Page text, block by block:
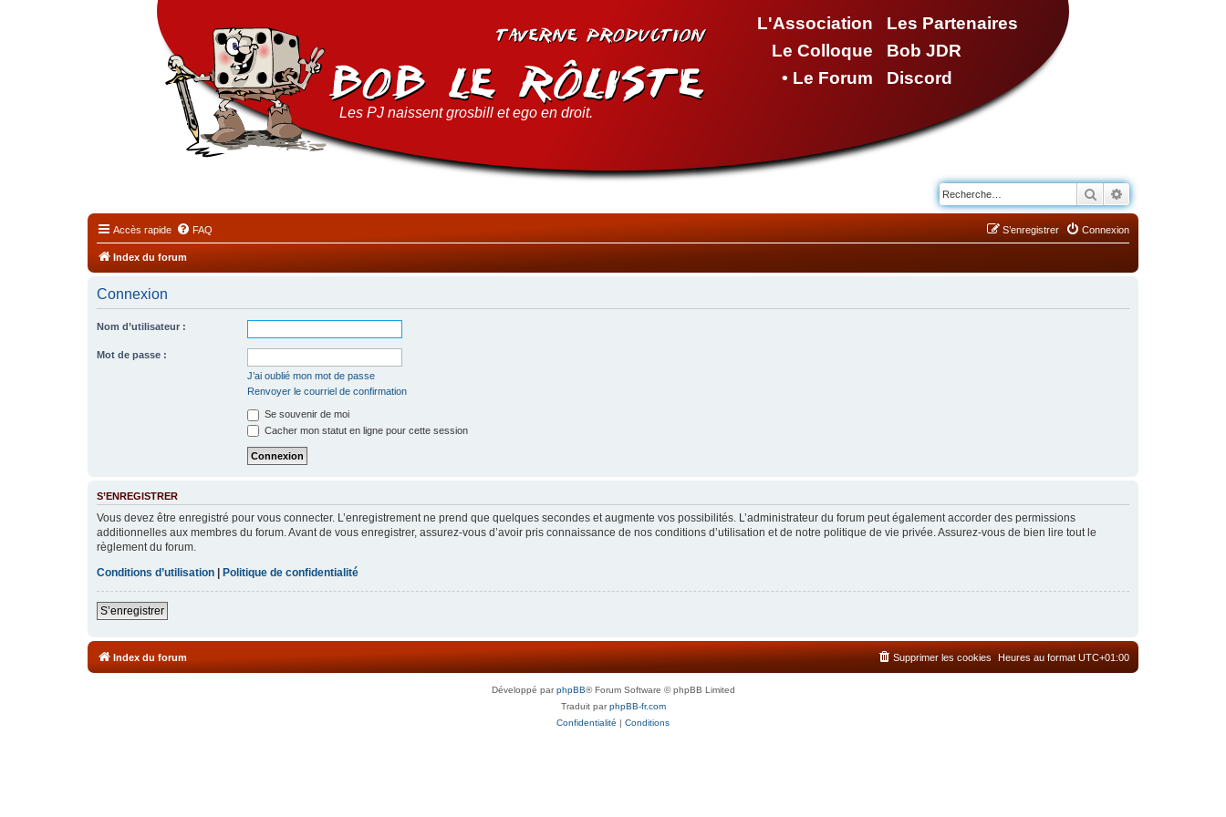
L'Association
Le Colloque
• Le Forum
Les Partenaires
Bob JDR
Discord
Les PJ naissent grosbill et ego en droit.
Rechercher
Accès rapide FAQ Connexion
S’enregistrer
Index du forum
Connexion
Nom d’utilisateur :
Mot de passe :
J’ai oublié mon mot de passe
Renvoyer le courriel de confirmation
Se souvenir de moi
Cacher mon statut en ligne pour cette session
S’ENREGISTRER
Vous devez être enregistré pour vous connecter. L’enregistrement ne prend que quelques secondes et augmente vos possibilités. L’administrateur du forum peut également accorder des permissions
additionnelles aux membres du forum. Avant de vous enregistrer, assurez-vous d’avoir pris connaissance de nos conditions d’utilisation et de notre politique de vie privée. Assurez-vous de bien lire tout le
règlement du forum.
Conditions d’utilisation | Politique de confidentialité
S’enregistrer
Index du forum Heures au format UTC+01:00
Supprimer les cookies
Développé parphpBB® Forum Software © phpBB Limited
Traduit parphpBB-fr.com
Confidentialité | Conditions